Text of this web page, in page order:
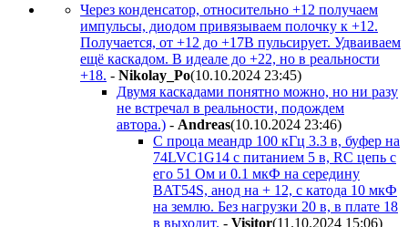
Через конденсатор, относительно +12 получаем
импульсы, диодом привязываем полочку к +12.
Получается, от +12 до +17В пульсирует. Удваиваем
ещё каскадом. В идеале до +22, но в реальности
+18. - Nikolay_Po(10.10.2024 23:45)
Двумя каскадами понятно можно, но ни разу
не встречал в реальности, подождем
автора.) - Andreas(10.10.2024 23:46)
С проца меандр 100 кГц 3.3 в, буфер на
74LVC1G14 с питанием 5 в, RC цепь с
его 51 Ом и 0.1 мкФ на середину
BAT54S, анод на + 12, с катода 10 мкФ
на землю. Без нагрузки 20 в, в плате 18
в выходит. - Visitor(11.10.2024 15:06)